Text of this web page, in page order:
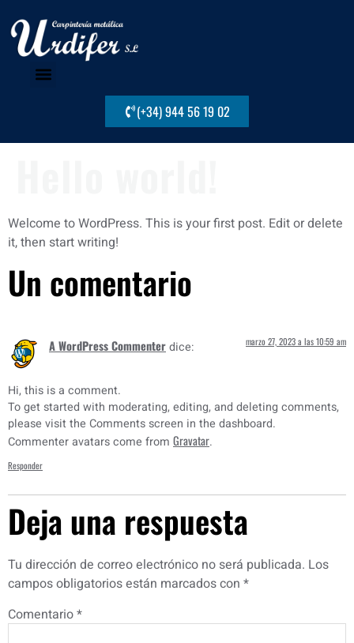
(+34) 944 56 19 02
Welcome to WordPress. This is your first post. Edit or delete
it, then start writing!
Un comentario
A WordPress Commenterdice: marzo 27, 2023 a las 10:59 am
Hi, this is a comment.
To get started with moderating, editing, and deleting comments,
please visit the Comments screen in the dashboard.
Commenter avatars come from Gravatar.
Responder
Deja una respuesta
Tu dirección de correo electrónico no será publicada. Los
campos obligatorios están marcados con *
Comentario*